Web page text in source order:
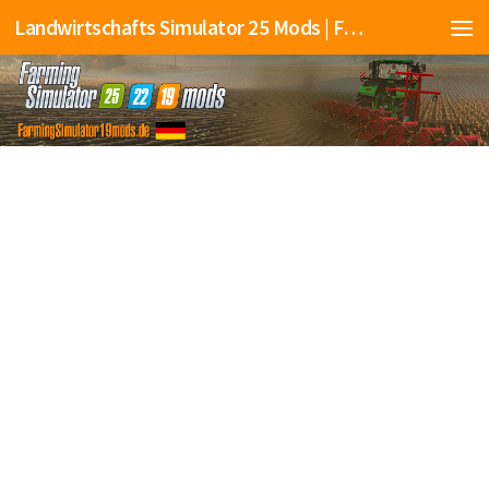
Landwirtschafts Simulator 25 Mods | Farming Simulator 25 Mods | FS25 Mods